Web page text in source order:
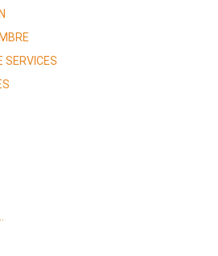
SERVICES